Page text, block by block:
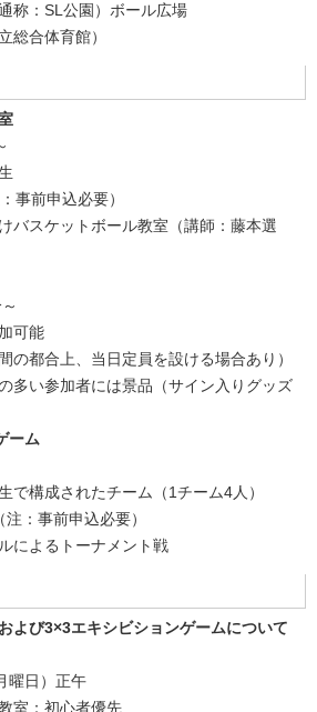
称：SL公園）ボール広場
総合体育館）
前申込必要）
ケットボール教室（講師：藤本選
可能
合上、当日定員を設ける場合あり）
参加者には景品（サイン入りグッズ
ーム
成されたチーム（1チーム4人）
事前申込必要）
るトーナメント戦
よび3×3エキシビションゲームについて
曜日）正午
室：初心者優先